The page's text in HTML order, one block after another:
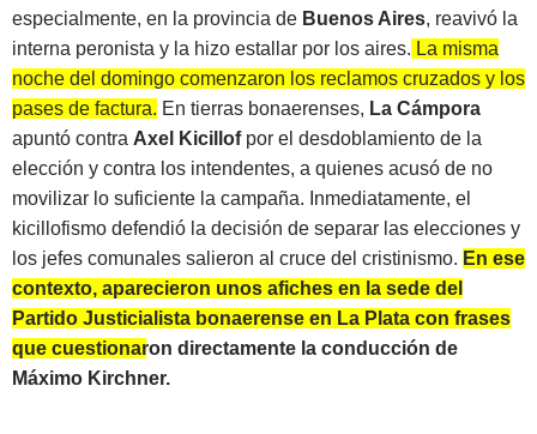
especialmente, en la provincia de Buenos Aires, reavivó la
interna peronista y la hizo estallar por los aires. La misma
noche del domingo comenzaron los reclamos cruzados y los
pases de factura. En tierras bonaerenses, La Cámpora
apuntó contra Axel Kicillof por el desdoblamiento de la
elección y contra los intendentes, a quienes acusó de no
movilizar lo suficiente la campaña. Inmediatamente, el
kicillofismo defendió la decisión de separar las elecciones y
los jefes comunales salieron al cruce del cristinismo. En ese
contexto, aparecieron unos afiches en la sede del
Partido Justicialista bonaerense en La Plata con frases
que cuestionaron directamente la conducción de
Máximo Kirchner.